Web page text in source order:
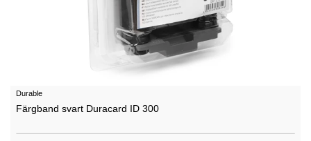
Durable
Färgband svart Duracard ID 300